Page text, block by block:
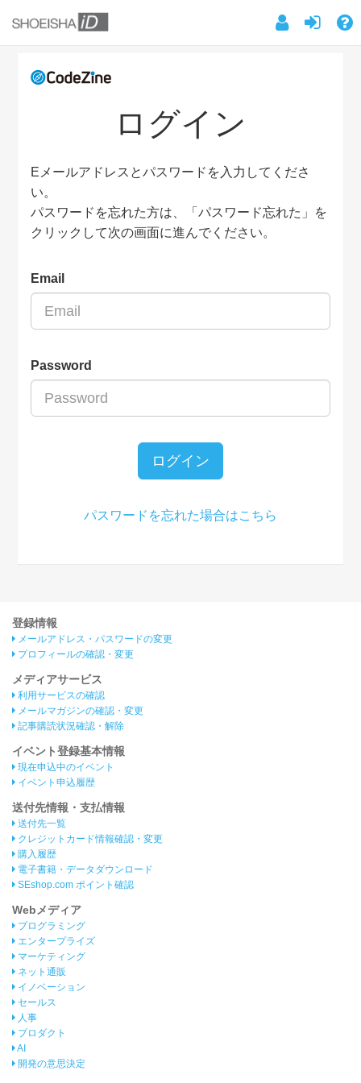
ログイン
Eメールアドレスとパスワードを入力してくださ
い。
パスワードを忘れた方は、「パスワード忘れた」を
クリックして次の画面に進んでください。
Email
Password
ログイン
パスワードを忘れた場合はこちら
登録情報
メールアドレス・パスワードの変更
プロフィールの確認・変更
メディアサービス
利用サービスの確認
メールマガジンの確認・変更
記事購読状況確認・解除
イベント登録基本情報
現在申込中のイベント
イベント申込履歴
送付先情報・支払情報
送付先一覧
クレジットカード情報確認・変更
購入履歴
電子書籍・データダウンロード
SEshop.com ポイント確認
Webメディア
プログラミング
エンタープライズ
マーケティング
ネット通販
イノベーション
セールス
人事
プロダクト
AI
開発の意思決定